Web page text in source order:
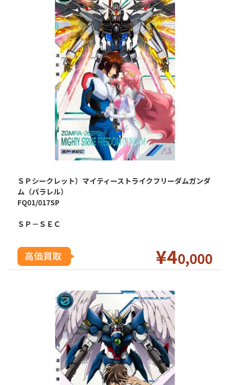
ＳＰシークレット）マイティーストライクフリーダムガンダ
ム（パラレル）
FQ01/017SP
ＳＰ－ＳＥＣ
¥40,000